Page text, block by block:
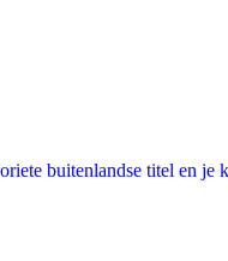
buitenlandse titel en je